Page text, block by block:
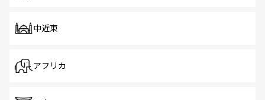
中近東
アフリカ